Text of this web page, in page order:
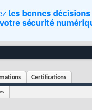
Certifications